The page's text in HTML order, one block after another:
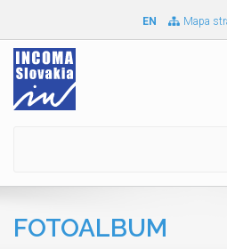
EN Mapa
FOTOALBUM